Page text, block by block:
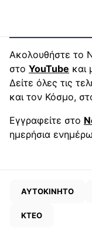
Ακολουθήστε το
στο YouTube και
Δείτε όλες τις
και τον Κόσμο,
Εγγραφείτε στο
ημερήσια
ΑΥΤΟΚΙΝΗΤΟ
ΚΤΕΟ